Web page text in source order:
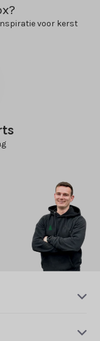
voor kerst